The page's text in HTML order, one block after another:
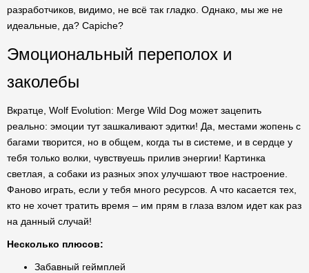
разработчиков, видимо, не всё так гладко. Однако, мы же не
идеальные, да? Capiche?
Эмоциональный переполох и
заколебы
Вкратце, Wolf Evolution: Merge Wild Dog может зацепить
реально: эмоции тут зашкаливают эдитки! Да, местами жопень с
багами творится, но в общем, когда ты в системе, и в сердце у
тебя только волки, чувствуешь прилив энергии! Картинка
светлая, а собаки из разных эпох улучшают твое настроение.
Фаново играть, если у тебя много ресурсов. А что касается тех,
кто не хочет тратить время – им прям в глаза взлом идет как раз
на данный случай!
Несколько плюсов:
Забавный геймплей